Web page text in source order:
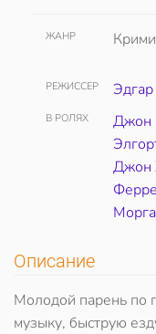
ЖАНР
РЕЖИССЕР
В РОЛЯХ Джон
Джон
Описание
Молодой парень по
музыку, быструю